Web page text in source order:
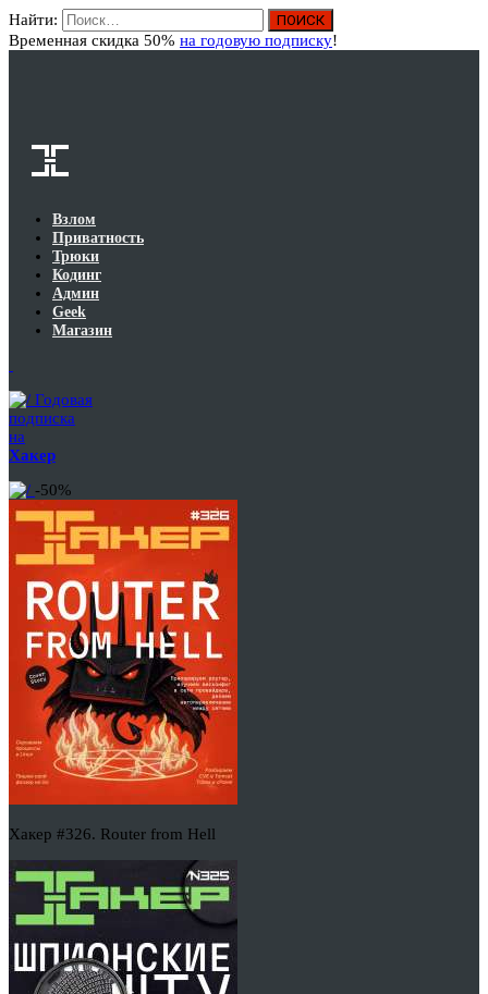
Найти:
Временная скидка 50% на годовую подписку!
Взлом
Приватность
Трюки
Кодинг
Админ
Geek
Магазин
Годовая
подписка
на
Хакер
-50%
Хакер #326. Router from Hell